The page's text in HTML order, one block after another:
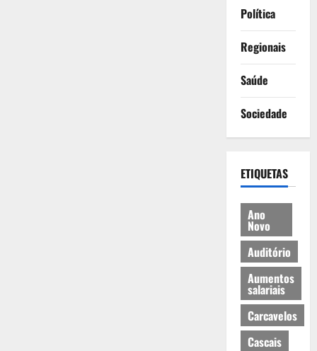
Política
Regionais
Saúde
Sociedade
ETIQUETAS
Ano
Novo
Auditório
Aumentos
salariais
Carcavelos
Cascais